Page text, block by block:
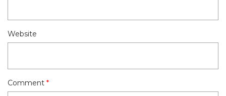
Website
Comment *